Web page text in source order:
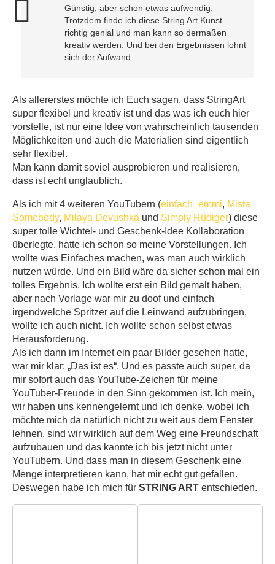
Günstig, aber schon etwas aufwendig.
Trotzdem finde ich diese String Art Kunst
richtig genial und man kann so dermaßen
kreativ werden. Und bei den Ergebnissen lohnt
sich der Aufwand.
Als allererstes möchte ich Euch sagen, dass StringArt
super flexibel und kreativ ist und das was ich euch hier
vorstelle, ist nur eine Idee von wahrscheinlich tausenden
Möglichkeiten und auch die Materialien sind eigentlich
sehr flexibel.
Man kann damit soviel ausprobieren und realisieren,
dass ist echt unglaublich.
Als ich mit 4 weiteren YouTubern (einfach_emmi, Mista
Somebody, Milaya Devushka und Simply Rüdiger) diese
super tolle Wichtel- und Geschenk-Idee Kollaboration
überlegte, hatte ich schon so meine Vorstellungen. Ich
wollte was Einfaches machen, was man auch wirklich
nutzen würde. Und ein Bild wäre da sicher schon mal ein
tolles Ergebnis. Ich wollte erst ein Bild gemalt haben,
aber nach Vorlage war mir zu doof und einfach
irgendwelche Spritzer auf die Leinwand aufzubringen,
wollte ich auch nicht. Ich wollte schon selbst etwas
Herausforderung.
Als ich dann im Internet ein paar Bilder gesehen hatte,
war mir klar: „Das ist es“. Und es passte auch super, da
mir sofort auch das YouTube-Zeichen für meine
YouTuber-Freunde in den Sinn gekommen ist. Ich mein,
wir haben uns kennengelernt und ich denke, wobei ich
möchte mich da natürlich nicht zu weit aus dem Fenster
lehnen, sind wir wirklich auf dem Weg eine Freundschaft
aufzubauen und das kannte ich bis jetzt nicht unter
YouTubern. Und dass man in diesem Geschenk eine
Menge interpretieren kann, hat mir echt gut gefallen.
Deswegen habe ich mich für STRING ART entschieden.